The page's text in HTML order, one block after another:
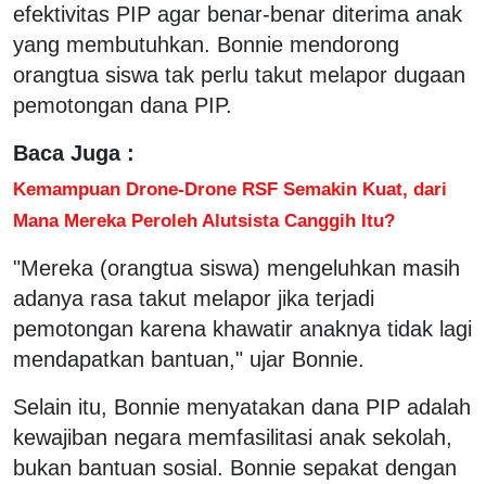
efektivitas PIP agar benar-benar diterima anak
yang membutuhkan. Bonnie mendorong
orangtua siswa tak perlu takut melapor dugaan
pemotongan dana PIP.
Baca Juga :
Kemampuan Drone-Drone RSF Semakin Kuat, dari
Mana Mereka Peroleh Alutsista Canggih Itu?
"Mereka (orangtua siswa) mengeluhkan masih
adanya rasa takut melapor jika terjadi
pemotongan karena khawatir anaknya tidak lagi
mendapatkan bantuan," ujar Bonnie.
Selain itu, Bonnie menyatakan dana PIP adalah
kewajiban negara memfasilitasi anak sekolah,
bukan bantuan sosial. Bonnie sepakat dengan